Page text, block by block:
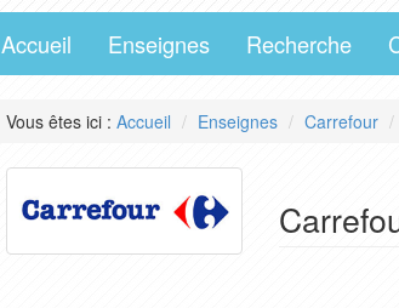
Accueil Enseignes Recherche
Vous êtes ici : Accueil Enseignes Carrefour